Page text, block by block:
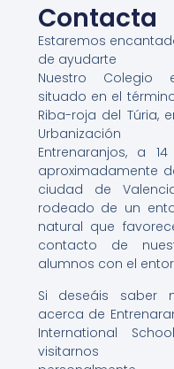
Contacta
Estaremos
de ayudarte
Nuestro Colegio
situado en el
Riba-roja del Túria,
Urbanización
Entrenaranjos, a
aproximadamente
ciudad de
rodeado de un
natural que
contacto de
alumnos con el
Si deseáis saber
acerca de
International
visitarnos